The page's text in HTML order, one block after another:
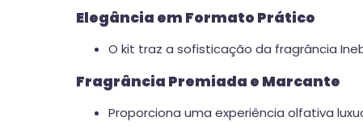
Elegância em Formato Prático
O kit traz a sofisticação da fragrância
Fragrância Premiada e Marcante
Proporciona uma experiência olfativa